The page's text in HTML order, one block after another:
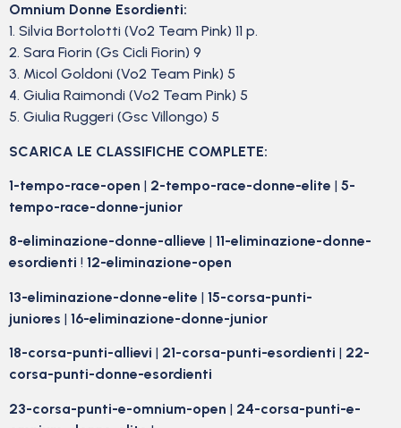
Omnium Donne Esordienti:
1. Silvia Bortolotti (Vo2 Team Pink) 11 p.
2. Sara Fiorin (Gs Cicli Fiorin) 9
3. Micol Goldoni (Vo2 Team Pink) 5
4. Giulia Raimondi (Vo2 Team Pink) 5
5. Giulia Ruggeri (Gsc Villongo) 5
SCARICA LE CLASSIFICHE COMPLETE:
1-tempo-race-open | 2-tempo-race-donne-elite | 5-
tempo-race-donne-junior
8-eliminazione-donne-allieve | 11-eliminazione-donne-
esordienti ! 12-eliminazione-open
13-eliminazione-donne-elite | 15-corsa-punti-
juniores | 16-eliminazione-donne-junior
18-corsa-punti-allievi | 21-corsa-punti-esordienti | 22-
corsa-punti-donne-esordienti
23-corsa-punti-e-omnium-open | 24-corsa-punti-e-